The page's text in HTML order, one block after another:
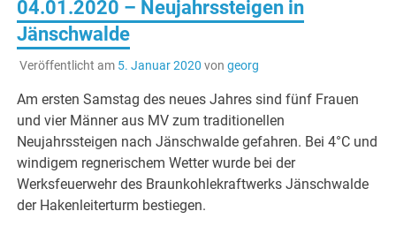
04.01.2020 – Neujahrssteigen in
Jänschwalde
Veröffentlicht am 5. Januar 2020 von georg
Am ersten Samstag des neues Jahres sind fünf Frauen
und vier Männer aus MV zum traditionellen
Neujahrssteigen nach Jänschwalde gefahren. Bei 4°C und
windigem regnerischem Wetter wurde bei der
Werksfeuerwehr des Braunkohlekraftwerks Jänschwalde
der Hakenleiterturm bestiegen.